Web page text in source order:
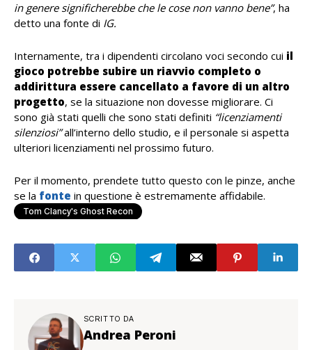
in genere significherebbe che le cose non vanno bene”, ha
detto una fonte di IG.
Internamente, tra i dipendenti circolano voci secondo cui il
gioco potrebbe subire un riavvio completo o
addirittura essere cancellato a favore di un altro
progetto, se la situazione non dovesse migliorare. Ci
sono già stati quelli che sono stati definiti “licenziamenti
silenziosi”all’interno dello studio, e il personale si aspetta
ulteriori licenziamenti nel prossimo futuro.
Per il momento, prendete tutto questo con le pinze, anche
se la fonte in questione è estremamente affidabile.
Tom Clancy's Ghost Recon
SCRITTO DA
Andrea Peroni